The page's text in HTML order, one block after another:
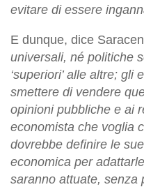
evitare di essere
E dunque, dice
universali, né politiche
‘superiori’ alle altre; gli
smettere di vendere
opinioni pubbliche e ai
economista che voglia
dovrebbe definire le
economica per
saranno attuate, senza